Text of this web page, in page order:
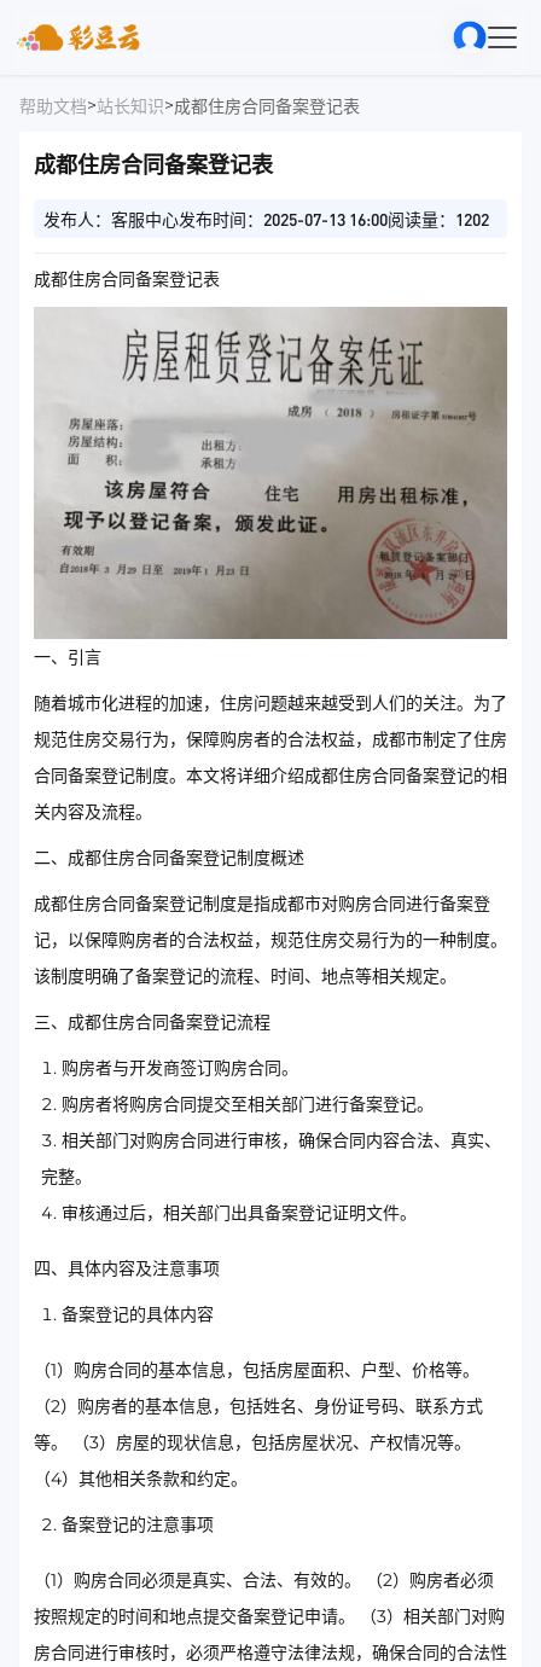
帮助文档>站长知识>成都住房合同备案登记表
成都住房合同备案登记表
发布人：客服中心发布时间：2025-07-13 16:00阅读量：1202
成都住房合同备案登记表
一、引言
随着城市化进程的加速，住房问题越来越受到人们的关注。为了
规范住房交易行为，保障购房者的合法权益，成都市制定了住房
合同备案登记制度。本文将详细介绍成都住房合同备案登记的相
关内容及流程。
二、成都住房合同备案登记制度概述
成都住房合同备案登记制度是指成都市对购房合同进行备案登
记，以保障购房者的合法权益，规范住房交易行为的一种制度。
该制度明确了备案登记的流程、时间、地点等相关规定。
三、成都住房合同备案登记流程
购房者与开发商签订购房合同。
购房者将购房合同提交至相关部门进行备案登记。
相关部门对购房合同进行审核，确保合同内容合法、真实、
完整。
审核通过后，相关部门出具备案登记证明文件。
四、具体内容及注意事项
备案登记的具体内容
（1）购房合同的基本信息，包括房屋面积、户型、价格等。
（2）购房者的基本信息，包括姓名、身份证号码、联系方式
等。 （3）房屋的现状信息，包括房屋状况、产权情况等。
（4）其他相关条款和约定。
备案登记的注意事项
（1）购房合同必须是真实、合法、有效的。 （2）购房者必须
按照规定的时间和地点提交备案登记申请。 （3）相关部门对购
房合同进行审核时，必须严格遵守法律法规，确保合同的合法性